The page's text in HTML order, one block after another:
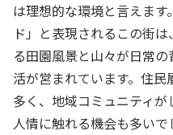
は理想的な環境と言えま
ド」と表現されるこの街
る田園風景と山々が日常
活が営まれています。住
多く、地域コミュニティ
人情に触れる機会も多い